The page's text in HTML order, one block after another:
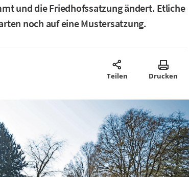
und die Friedhofssatzung ändert. Etliche
noch auf eine Mustersatzung.
Teilen Drucken